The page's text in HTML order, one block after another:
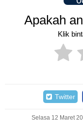
Apakah
Klik
Twitter
Selasa 12 Maret